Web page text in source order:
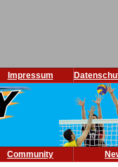
Impressum
Community